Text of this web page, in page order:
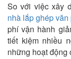
So với việc xây
nhà lắp ghép văn
phí vận hành
tiết kiệm nhiều
những hoạt động